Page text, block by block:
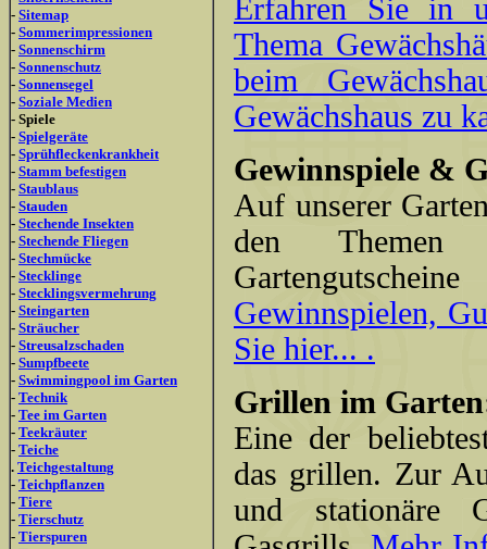
- Sitemap
- Sommerimpressionen
- Sonnenschirm
- Sonnenschutz
- Sonnensegel
- Soziale Medien
- Spiele
- Spielgeräte
- Sprühfleckenkrankheit
- Stamm befestigen
- Staublaus
- Stauden
- Stechende Insekten
- Stechende Fliegen
- Stechmücke
- Stecklinge
- Stecklingsvermehrung
- Steingarten
- Sträucher
- Streusalzschaden
- Sumpfbeete
- Swimmingpool im Garten
- Technik
- Tee im Garten
- Teekräuter
- Teiche
. Teichgestaltung
- Teichpflanzen
- Tiere
- Tierschutz
- Tierspuren
Erfahren Sie in
Thema
beim
Gewächshaus zu
Gewinnspiele &
Auf unserer
den Themen
Gewinnspielen,
Sie hier... .
Grillen im
Eine der
das grillen. Zur
und stationäre